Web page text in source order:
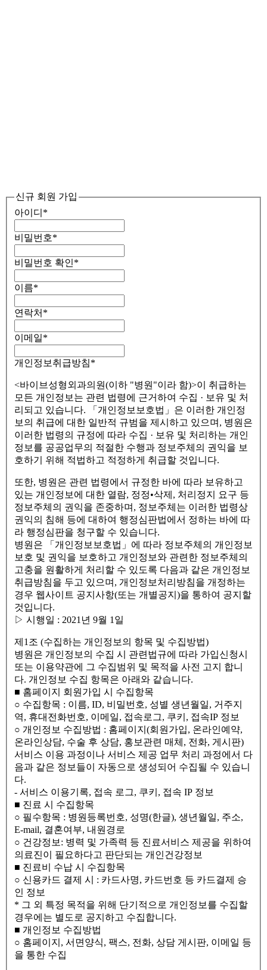
신규 회원 가입
아이디 *
비밀번호*
비밀번호 확인*
이름*
연락처 *
이메일*
개인정보취급방침*
<바이브성형외과의원(이하 "병원"이라 함)>이 취급하는
모든 개인정보는 관련 법령에 근거하여 수집 · 보유 및 처
리되고 있습니다. 「개인정보보호법」은 이러한 개인정
보의 취급에 대한 일반적 규범을 제시하고 있으며, 병원은
이러한 법령의 규정에 따라 수집 · 보유 및 처리하는 개인
정보를 공공업무의 적절한 수행과 정보주체의 권익을 보
호하기 위해 적법하고 적정하게 취급할 것입니다.
또한, 병원은 관련 법령에서 규정한 바에 따라 보유하고
있는 개인정보에 대한 열람, 정정•삭제, 처리정지 요구 등
정보주체의 권익을 존중하며, 정보주체는 이러한 법령상
권익의 침해 등에 대하여 행정심판법에서 정하는 바에 따
라 행정심판을 청구할 수 있습니다.
병원은 「개인정보보호법」에 따라 정보주체의 개인정보
보호 및 권익을 보호하고 개인정보와 관련한 정보주체의
고충을 원활하게 처리할 수 있도록 다음과 같은 개인정보
취급방침을 두고 있으며, 개인정보처리방침을 개정하는
경우 웹사이트 공지사항(또는 개별공지)을 통하여 공지할
것입니다.
▷ 시행일 : 2021년 9월 1일
제1조 (수집하는 개인정보의 항목 및 수집방법)
병원은 개인정보의 수집 시 관련법규에 따라 가입신청시
또는 이용약관에 그 수집범위 및 목적을 사전 고지 합니
다. 개인정보 수집 항목은 아래와 같습니다.
■ 홈페이지 회원가입 시 수집항목
○ 수집항목 : 이름, ID, 비밀번호, 성별 생년월일, 거주지
역, 휴대전화번호, 이메일, 접속로그, 쿠키, 접속IP 정보
○ 개인정보 수집방법 : 홈페이지(회원가입, 온라인예약,
온라인상담, 수술 후 상담, 홍보관련 매체, 전화, 게시판)
서비스 이용 과정이나 서비스 제공 업무 처리 과정에서 다
음과 같은 정보들이 자동으로 생성되어 수집될 수 있습니
다.
- 서비스 이용기록, 접속 로그, 쿠키, 접속 IP 정보
■ 진료 시 수집항목
○ 필수항목 : 병원등록번호, 성명(한글), 생년월일, 주소,
E-mail, 결혼여부, 내원경로
○ 건강정보: 병력 및 가족력 등 진료서비스 제공을 위하여
의료진이 필요하다고 판단되는 개인건강정보
■ 진료비 수납 시 수집항목
○ 신용카드 결제 시 : 카드사명, 카드번호 등 카드결제 승
인 정보
* 그 외 특정 목적을 위해 단기적으로 개인정보를 수집할
경우에는 별도로 공지하고 수집합니다.
■ 개인정보 수집방법
○ 홈페이지, 서면양식, 팩스, 전화, 상담 게시판, 이메일 등
을 통한 수집